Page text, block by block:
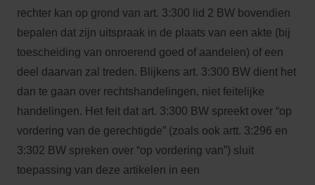
rechter kan op grond van art. 3:300 lid 2 BW bovendien
bepalen dat zijn uitspraak in de plaats van een akte (bij
toescheiding van onroerend goed of aandelen) of een
deel daarvan zal treden. Blijkens art. 3:300 BW dient het
dan te gaan over rechtshandelingen, niet feitelijke
handelingen. Het feit dat art. 3:300 BW spreekt over “op
vordering van de gerechtigde” (zoals ook artt. 3:296 en
3:302 BW spreken over “op vordering van”) sluit
toepassing van deze artikelen in een